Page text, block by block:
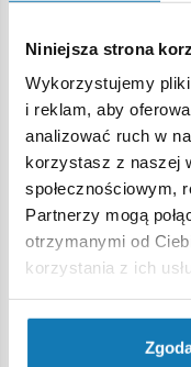
Niniejsza strona
Wykorzystujemy
i reklam, aby
analizować ruch w
korzystasz z naszej
społecznościowym,
Partnerzy mogą
otrzymanymi od
korzystania z ich
1 figurka
wyprodukowane w
tradycją,
spełniają normy
dla dzieci,
w pełni
konstrukcyjnych,
klocki z nadrukami
czasie zabawy czy
skala 1:35,
elementy otoczenia
akcesoria
Wymiary modelu (dł